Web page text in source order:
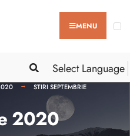
MENU
Select Language
STIRI SEPTEMBRIE
2020